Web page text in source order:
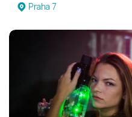
Praha 7